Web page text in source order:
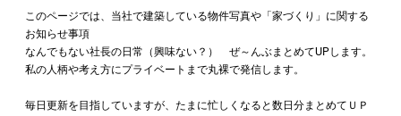
このページでは、当社で建築している物件写真や「家づくり」に関する
お知らせ事項
なんでもない社長の日常（興味ない？） ぜ～んぶまとめてUPします。
私の人柄や考え方にプライベートまで丸裸で発信します。
毎日更新を目指していますが、たまに忙しくなると数日分まとめてＵＰ